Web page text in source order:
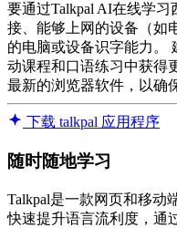
要通过Talkpal AI在线学
接、能够上网的设备（如
的电脑或设备识字能力。
动课程和口语练习中获得
最新的浏览器软件，以确
下载 talkpal 应用程序
随时随地学习
Talkpal是一款网页和移动
快速提升语言流利度，通